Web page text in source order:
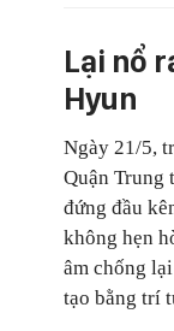
Lại nổ
Hyun
Ngày 21/5,
Quận Trung
đứng đầu
không hẹn
âm chống
tạo bằng trí